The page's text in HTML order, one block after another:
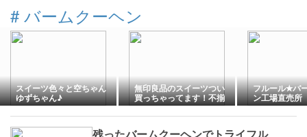
# バームクーヘン
スイーツ色々と空ちゃん
ゆずちゃん♪
無印良品のスイーツつい
買っちゃってます！不揃
いフィナンシェケーキ紅
茶&レモンと不揃いちい
フルール✭バ
ン工場直売所